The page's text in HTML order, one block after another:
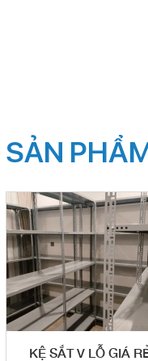
SẢN
KỆ SẮT V LỖ GIÁ